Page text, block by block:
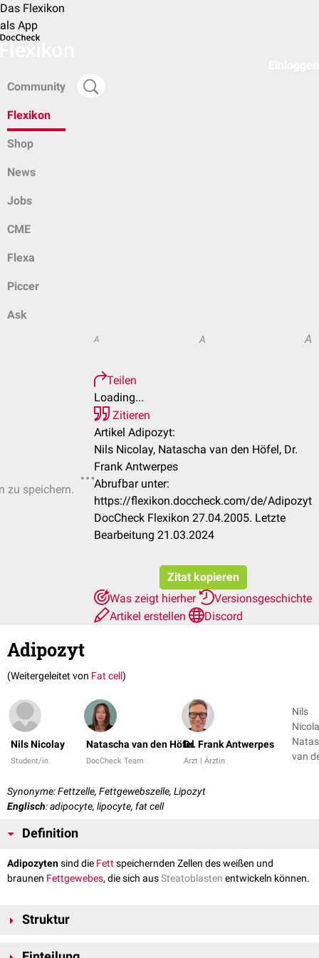
Das Flexikon
als App
Community
Flexikon
Shop
News
Jobs
CME
Flexa
Piccer
Ask
zu speichern.
A A A
Teilen
Loading...
Zitieren
Artikel Adipozyt:
Nils Nicolay, Natascha van den Höfel, Dr.
Frank Antwerpes
Abrufbar unter:
https://flexikon.doccheck.com/de/Adipozyt
DocCheck Flexikon 27.04.2005. Letzte
Bearbeitung 21.03.2024
Zitat kopieren
Was zeigt hierher
Versionsgeschichte
Artikel erstellen
Discord
Adipozyt
(Weitergeleitet von Fat cell)
Nils Nicolay
Student/in
Natascha van den Höfel
DocCheck Team
Dr. Frank Antwerpes
Arzt | Ärztin
Nils
van
Synonyme: Fettzelle, Fettgewebszelle, Lipozyt
Englisch: adipocyte, lipocyte, fat cell
Definition
Adipozytensind die Fettspeichernden Zellen des weißen und
braunen Fettgewebes, die sich ausSteatoblasten entwickeln können.
Struktur